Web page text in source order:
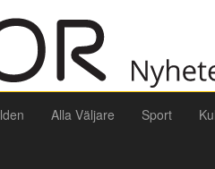
Alla Väljare Sport